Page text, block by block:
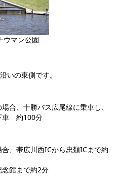
ウマン公園
いの東側です。
合、十勝バス広尾線に乗車し、
車 約100分
、帯広川西ICから忠類ICまで約
館まで約2分